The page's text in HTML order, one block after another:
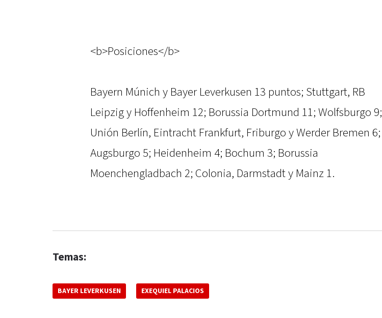
<b>Posiciones</b>
Bayern Múnich y Bayer Leverkusen 13 puntos; Stuttgart, RB
Leipzig y Hoffenheim 12; Borussia Dortmund 11; Wolfsburgo 9;
Unión Berlín, Eintracht Frankfurt, Friburgo y Werder Bremen 6;
Augsburgo 5; Heidenheim 4; Bochum 3; Borussia
Moenchengladbach 2; Colonia, Darmstadt y Mainz 1.
Temas:
BAYER LEVERKUSEN EXEQUIEL PALACIOS